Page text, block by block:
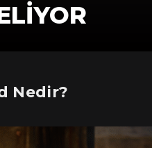
Nedir?